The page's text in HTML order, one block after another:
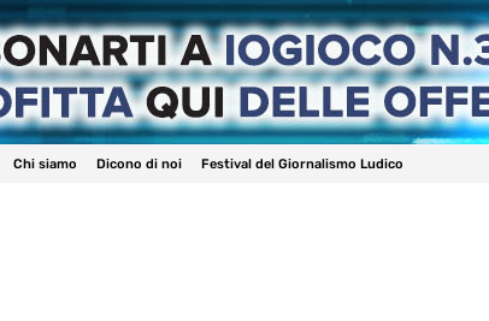
Chi siamo Dicono di noi Festival del Giornalismo Ludico